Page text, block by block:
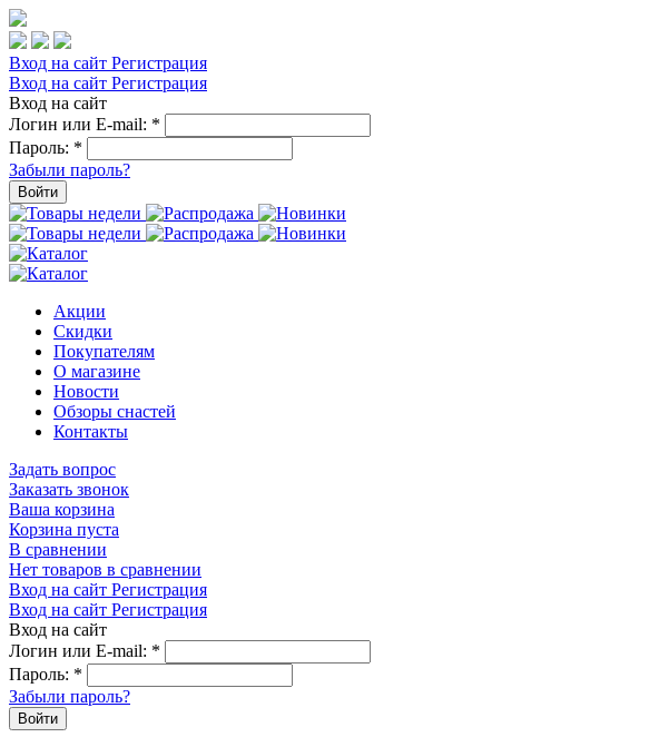
Вход на сайт Регистрация
Вход на сайт Регистрация
Вход на сайт
Логин или E-mail: *
Пароль: *
Забыли пароль?
Войти
Акции
Скидки
Покупателям
О магазине
Новости
Обзоры снастей
Контакты
Задать вопрос
Заказать звонок
Ваша корзина
Корзина пуста
В сравнении
Нет товаров в сравнении
Вход на сайт Регистрация
Вход на сайт Регистрация
Вход на сайт
Логин или E-mail: *
Пароль: *
Забыли пароль?
Войти